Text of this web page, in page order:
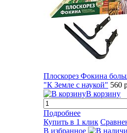
Плоскорез Фокина
"К Земле с наукой" 560
В корзину
Подробнее
Купить в 1 клик
В избранное